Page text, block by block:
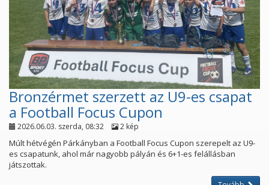
Bronzérmet szerzett az U9-es csapat
a Football Focus Cupon
2026.06.03. szerda, 08:32 2 kép
Múlt hétvégén Párkányban a Football Focus Cupon szerepelt az U9-
es csapatunk, ahol már nagyobb pályán és 6+1-es felállásban
játszottak.